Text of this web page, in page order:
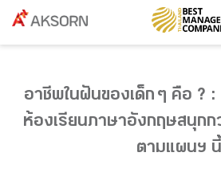
อาชีพในฝันของเด็ก ๆ คือ ?
ห้องเรียนภาษาอังกฤษสนุกก
ตามแผนฯ นี้